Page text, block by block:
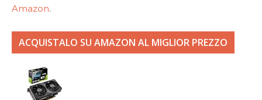
Amazon.
ACQUISTALO SU AMAZON AL MIGLIOR PREZZO